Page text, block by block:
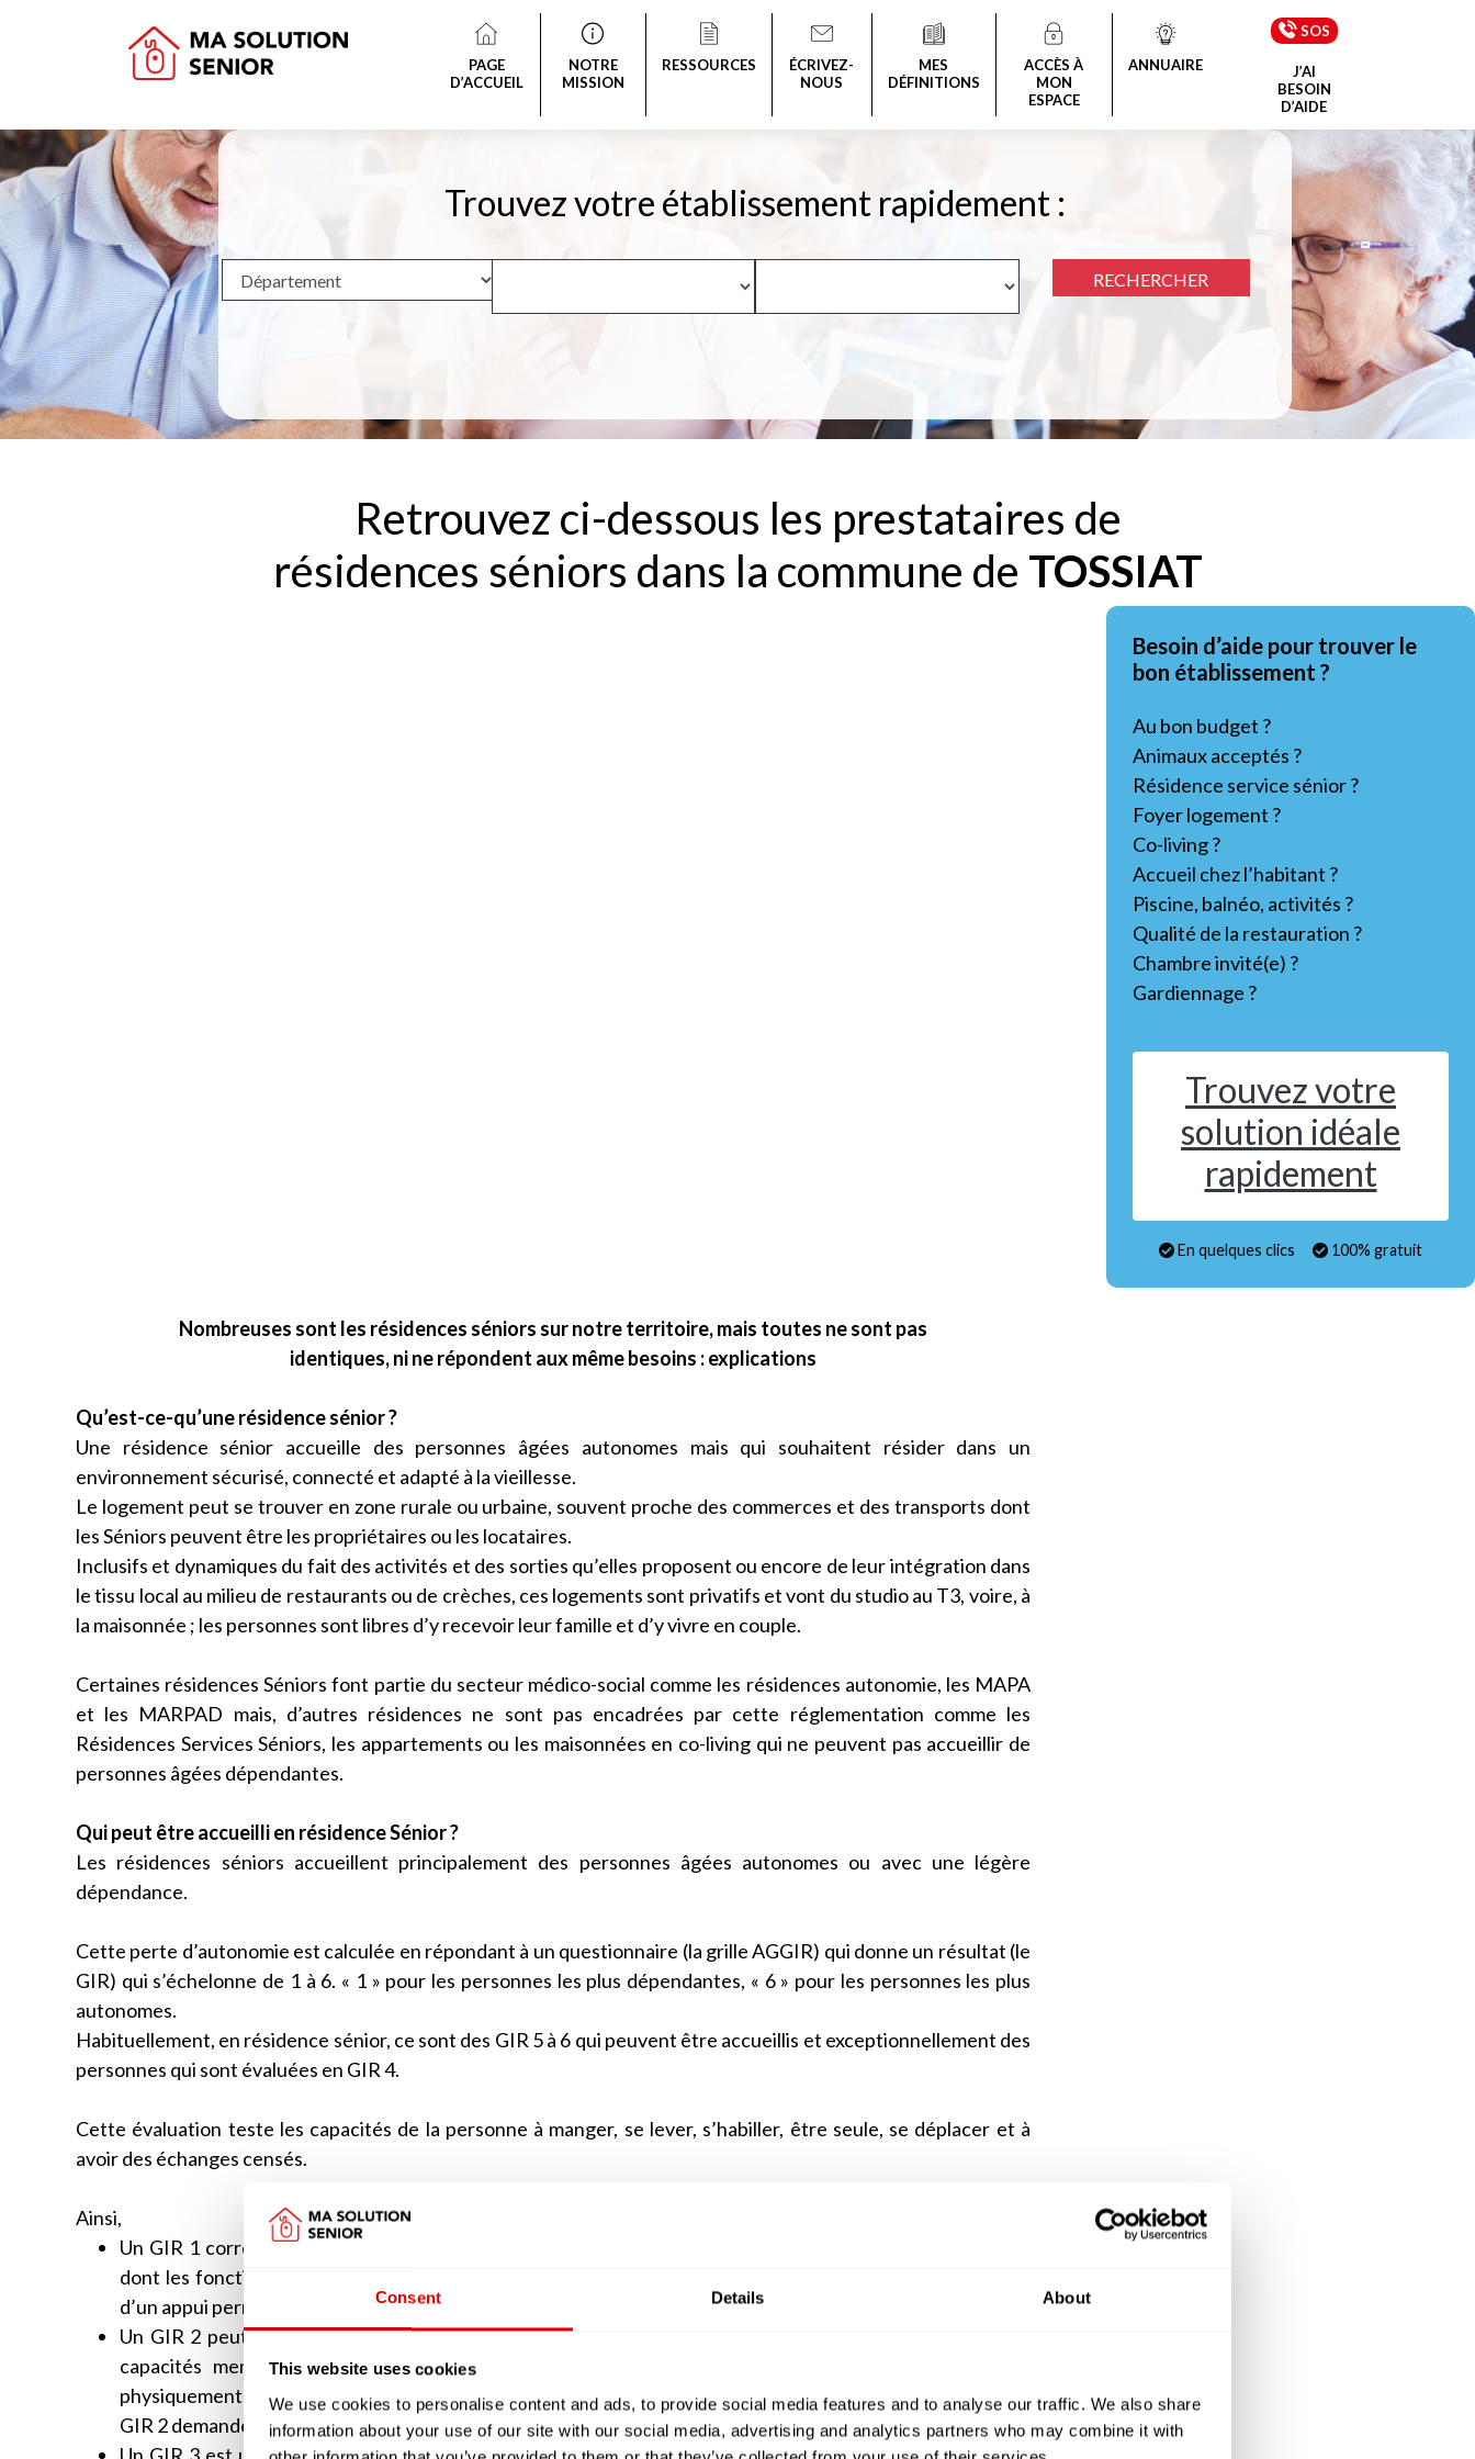
Consent Details About
This website uses cookies
We use cookies to personalise content and ads, to provide social media features and to analyse our traffic. We also share
information about your use of our site with our social media, advertising and analytics partners who may combine it with
PAGE
D’ACCUEIL
NOTRE
MISSION
RESSOURCES
ÉCRIVEZ-
NOUS
MES
DÉFINITIONS
ACCÈS À
MON
ESPACE
ANNUAIRE
SOS
J’AI
BESOIN
D’AIDE
Trouvez votre établissement rapidement :
RECHERCHER
Retrouvez ci-dessous les prestataires de
résidences séniors dans la commune de TOSSIAT
Besoin d’aide pour trouver le
bon établissement ?
Au bon budget ?
Animaux acceptés ?
Résidence service sénior ?
Foyer logement ?
Co-living ?
Accueil chez l’habitant ?
Piscine, balnéo, activités ?
Qualité de la restauration ?
Chambre invité(e) ?
Gardiennage ?
Trouvez votre
solution idéale
rapidement
En quelques clics 100% gratuit
Nombreuses sont les résidences séniors sur notre territoire, mais toutes ne sont pas
identiques, ni ne répondent aux même besoins : explications
Qu’est-ce-qu’une résidence sénior ?
Une résidence sénior accueille des personnes âgées autonomes mais qui souhaitent résider dans un
environnement sécurisé, connecté et adapté à la vieillesse.
Le logement peut se trouver en zone rurale ou urbaine, souvent proche des commerces et des transports dont
les Séniors peuvent être les propriétaires ou les locataires.
Inclusifs et dynamiques du fait des activités et des sorties qu’elles proposent ou encore de leur intégration dans
le tissu local au milieu de restaurants ou de crèches, ces logements sont privatifs et vont du studio au T3, voire, à
la maisonnée ; les personnes sont libres d’y recevoir leur famille et d’y vivre en couple.
Certaines résidences Séniors font partie du secteur médico-social comme les résidences autonomie, les MAPA
et les MARPAD mais, d’autres résidences ne sont pas encadrées par cette réglementation comme les
Résidences Services Séniors, les appartements ou les maisonnées en co-living qui ne peuvent pas accueillir de
personnes âgées dépendantes.
Qui peut être accueilli en résidence Sénior ?
Les résidences séniors accueillent principalement des personnes âgées autonomes ou avec une légère
dépendance.
Cette perte d’autonomie est calculée en répondant à un questionnaire (la grille AGGIR) qui donne un résultat (le
GIR) qui s’échelonne de 1 à 6. « 1 » pour les personnes les plus dépendantes, « 6 » pour les personnes les plus
autonomes.
Habituellement, en résidence sénior, ce sont des GIR 5 à 6 qui peuvent être accueillis et exceptionnellement des
personnes qui sont évaluées en GIR 4.
Cette évaluation teste les capacités de la personne à manger, se lever, s’habiller, être seule, se déplacer et à
avoir des échanges censés.
Ainsi,
Un GIR 1 correspondra bien souvent à une personne alitée ou assise en permanence dans un fauteuil et
dont les fonctions mentales sont malheureusement très altérées. Cette personne âgée devra bénéficier
d’un appui permanent.
Un GIR 2 peut correspondre, tout comme le GIR 1, à une personne alitée ou en fauteuil mais avec des
capacités mentales qui ne sont pas totalement altérées ou, à l’inverse, à une personne qui est
physiquement autonome mais dont les fonctions mentales sont altérées. La personne qui sera évaluée en
GIR 2 demandera, tout comme le GIR 1, une surveillance permanente.